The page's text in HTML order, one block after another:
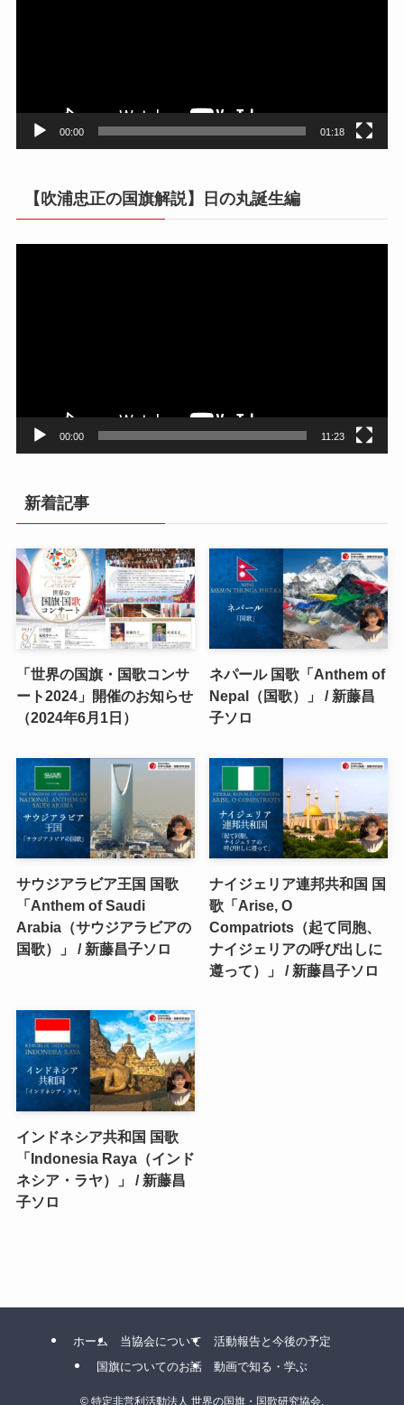
00:00 01:18
【吹浦忠正の国旗解説】日の丸誕生編
00:00 11:23
新着記事
「世界の国旗・国歌コンサ
ート2024」開催のお知らせ
（2024年6月1日）
ネパール 国歌「Anthem of
Nepal（国歌）」 / 新藤昌
子ソロ
サウジアラビア王国 国歌
「Anthem of Saudi
Arabia（サウジアラビアの
国歌）」 / 新藤昌子ソロ
ナイジェリア連邦共和国 国
歌「Arise, O
Compatriots（起て同胞、
ナイジェリアの呼び出しに
遵って）」 / 新藤昌子ソロ
インドネシア共和国 国歌
「Indonesia Raya（インド
ネシア・ラヤ）」 / 新藤昌
子ソロ
ホーム 当協会について
活動報告と今後の予定
国旗についてのお話
動画で知る・学ぶ
© 特定非営利活動法人 世界の国旗・国歌研究協会.